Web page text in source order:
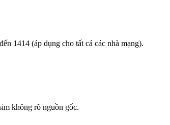
1414 (áp dụng cho tất cả các nhà mạng).
không rõ nguồn gốc.